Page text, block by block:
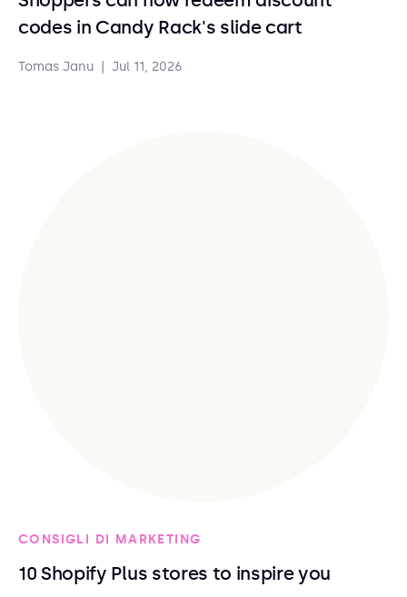
codes in Candy Rack's slide cart
Tomas Janu Jul 11, 2026
CONSIGLI DI MARKETING
10 Shopify Plus stores to inspire you